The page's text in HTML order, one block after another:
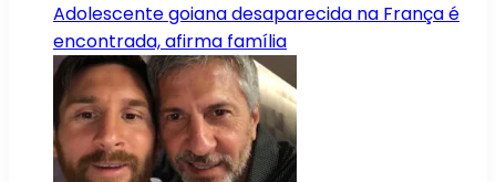
Adolescente goiana desaparecida na França é
encontrada, afirma família